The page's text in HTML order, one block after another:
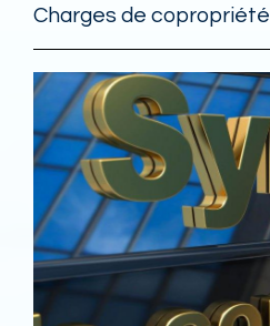
Charges de copropriété